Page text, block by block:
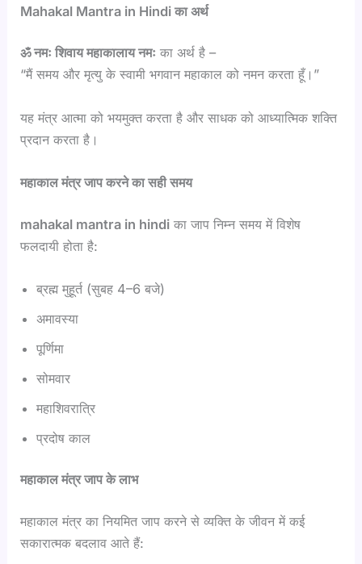
Mahakal Mantra in Hindi का अर्थ
ॐ नमः शिवाय महाकालाय नमः का अर्थ है –
“मैं समय और मृत्यु के स्वामी भगवान महाकाल को नमन करता हूँ।”
यह मंत्र आत्मा को भयमुक्त करता है और साधक को आध्यात्मिक शक्ति
प्रदान करता है।
महाकाल मंत्र जाप करने का सही समय
mahakal mantra in hindi का जाप निम्न समय में विशेष
फलदायी होता है:
ब्रह्म मुहूर्त (सुबह 4–6 बजे)
अमावस्या
पूर्णिमा
सोमवार
महाशिवरात्रि
प्रदोष काल
महाकाल मंत्र जाप के लाभ
महाकाल मंत्र का नियमित जाप करने से व्यक्ति के जीवन में कई
सकारात्मक बदलाव आते हैं: